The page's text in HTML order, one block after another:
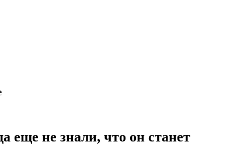
еще не знали, что он станет